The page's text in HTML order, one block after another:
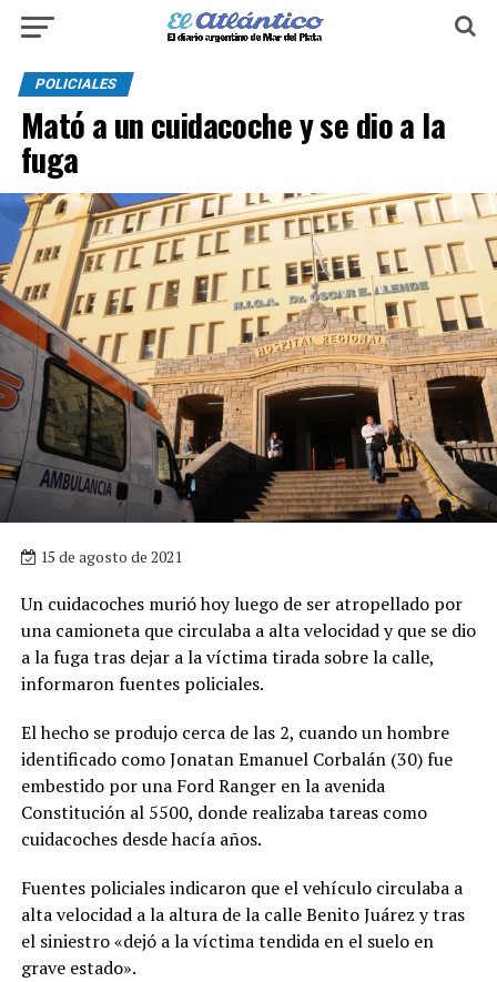
POLICIALES
Mató a un cuidacoche y se dio a la
fuga
15 de agosto de 2021
Un cuidacoches murió hoy luego de ser atropellado por
una camioneta que circulaba a alta velocidad y que se dio
a la fuga tras dejar a la víctima tirada sobre la calle,
informaron fuentes policiales.
El hecho se produjo cerca de las 2, cuando un hombre
identificado como Jonatan Emanuel Corbalán (30) fue
embestido por una Ford Ranger en la avenida
Constitución al 5500, donde realizaba tareas como
cuidacoches desde hacía años.
Fuentes policiales indicaron que el vehículo circulaba a
alta velocidad a la altura de la calle Benito Juárez y tras
el siniestro «dejó a la víctima tendida en el suelo en
grave estado».